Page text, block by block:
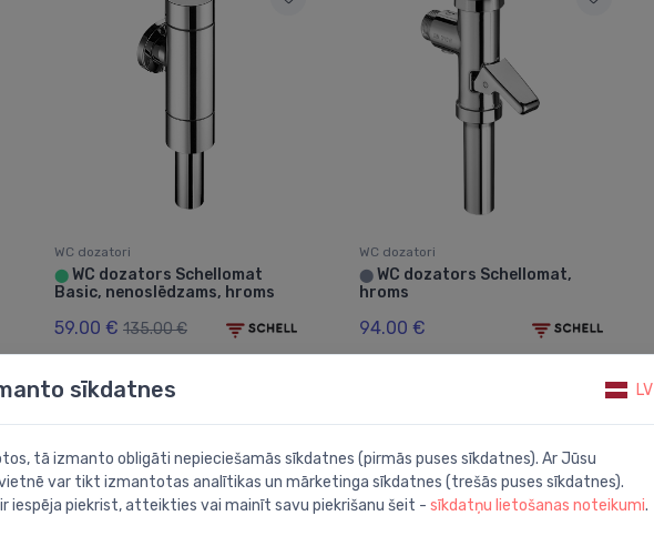
WC dozatori
⬤ WC dozators Schellomat
Basic, nenoslēdzams, hroms
59.00 € 135.00 €
WC dozatori
⬤ WC dozators Schellomat,
hroms
94.00 €
sīkdatnes LV
tā izmanto obligāti nepieciešamās sīkdatnes (pirmās puses sīkdatnes). Ar Jūsu
var tikt izmantotas analītikas un mārketinga sīkdatnes (trešās puses sīkdatnes).
iespēja piekrist, atteikties vai mainīt savu piekrišanu šeit - sīkdatņu lietošanas noteikumi.